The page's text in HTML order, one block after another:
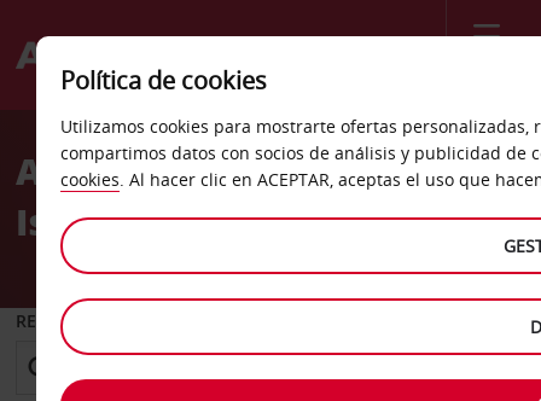
Welcome
AvisAlquiler de coches en
Islandia
RECOGER EN
Política de cookies
Utilizamos cookies para mostrarte ofertas
compartimos datos con socios de análisis y publicidad
cookies. Al hacer clic en ACEPTAR, aceptas el uso que